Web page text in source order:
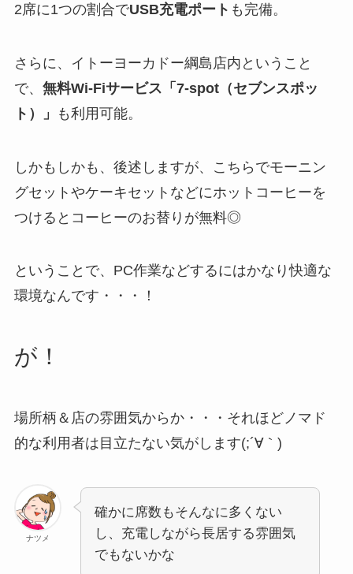
2席に1つの割合でUSB充電ポート も完備。
さらに、イトーヨーカドー綱島店内ということ
で、 無料Wi-Fiサービス「7-spot（セブンスポッ
ト）」
も利用可能。
しかもしかも、後述しますが、こちらでモーニン
グセットやケーキセットなどにホットコーヒーを
つけるとコーヒーのお替りが無料◎
ということで、PC作業などするにはかなり快適な
環境なんです・・・！
が！
場所柄＆店の雰囲気からか・・・それほどノマド
的な利用者は目立たない気がします(;´∀｀)
ナツメ
確かに席数もそんなに多くない
し、充電しながら長居する雰囲気
でもないかな